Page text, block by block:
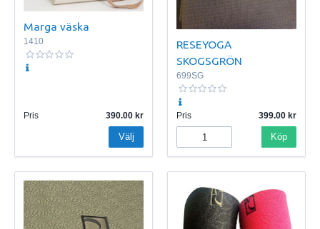
Marga väska
1410
Pris 390.00
Välj
RESEYOGA
SKOGSGRÖN
699SG
Pris 399.00
Köp